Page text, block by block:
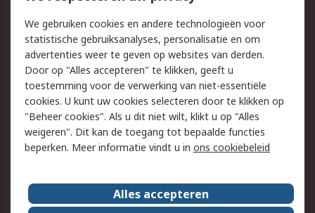
Track & Trace
Wettelijk
Cookiebeleid
Email veiligheid
Privacybeleid -
Bijgewerkt
Websitevoorwaarden
Algemene
verkoopvoorwaarden
Over RS
We gebruiken cookies en andere technologieën voor
statistische gebruiksanalyses, personalisatie en om
advertenties weer te geven op websites van derden.
Door op "Alles accepteren" te klikken, geeft u
toestemming voor de verwerking van niet-essentiële
cookies. U kunt uw cookies selecteren door te klikken op
"Beheer cookies". Als u dit niet wilt, klikt u op "Alles
weigeren". Dit kan de toegang tot bepaalde functies
beperken. Meer informatie vindt u in ons cookiebeleid
Alles accepteren